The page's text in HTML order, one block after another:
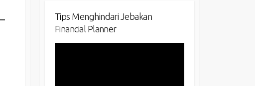
Tips Menghindari Jebakan
Financial Planner